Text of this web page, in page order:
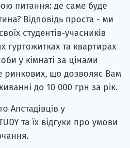
питання: де саме буде
Відповідь проста - ми
студентів-учасників
гуртожитках та квартирах
у кімнаті за цінами
що дозволяє Вам
до 10 000 грн за рік.
Апстадівців у
та їх відгуки про умови